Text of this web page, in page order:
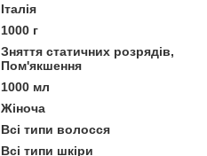
Італія
1000 г
Зняття статичних розрядів,
Пом'якшення
1000 мл
Жіноча
Всі типи волосся
Всі типи шкіри